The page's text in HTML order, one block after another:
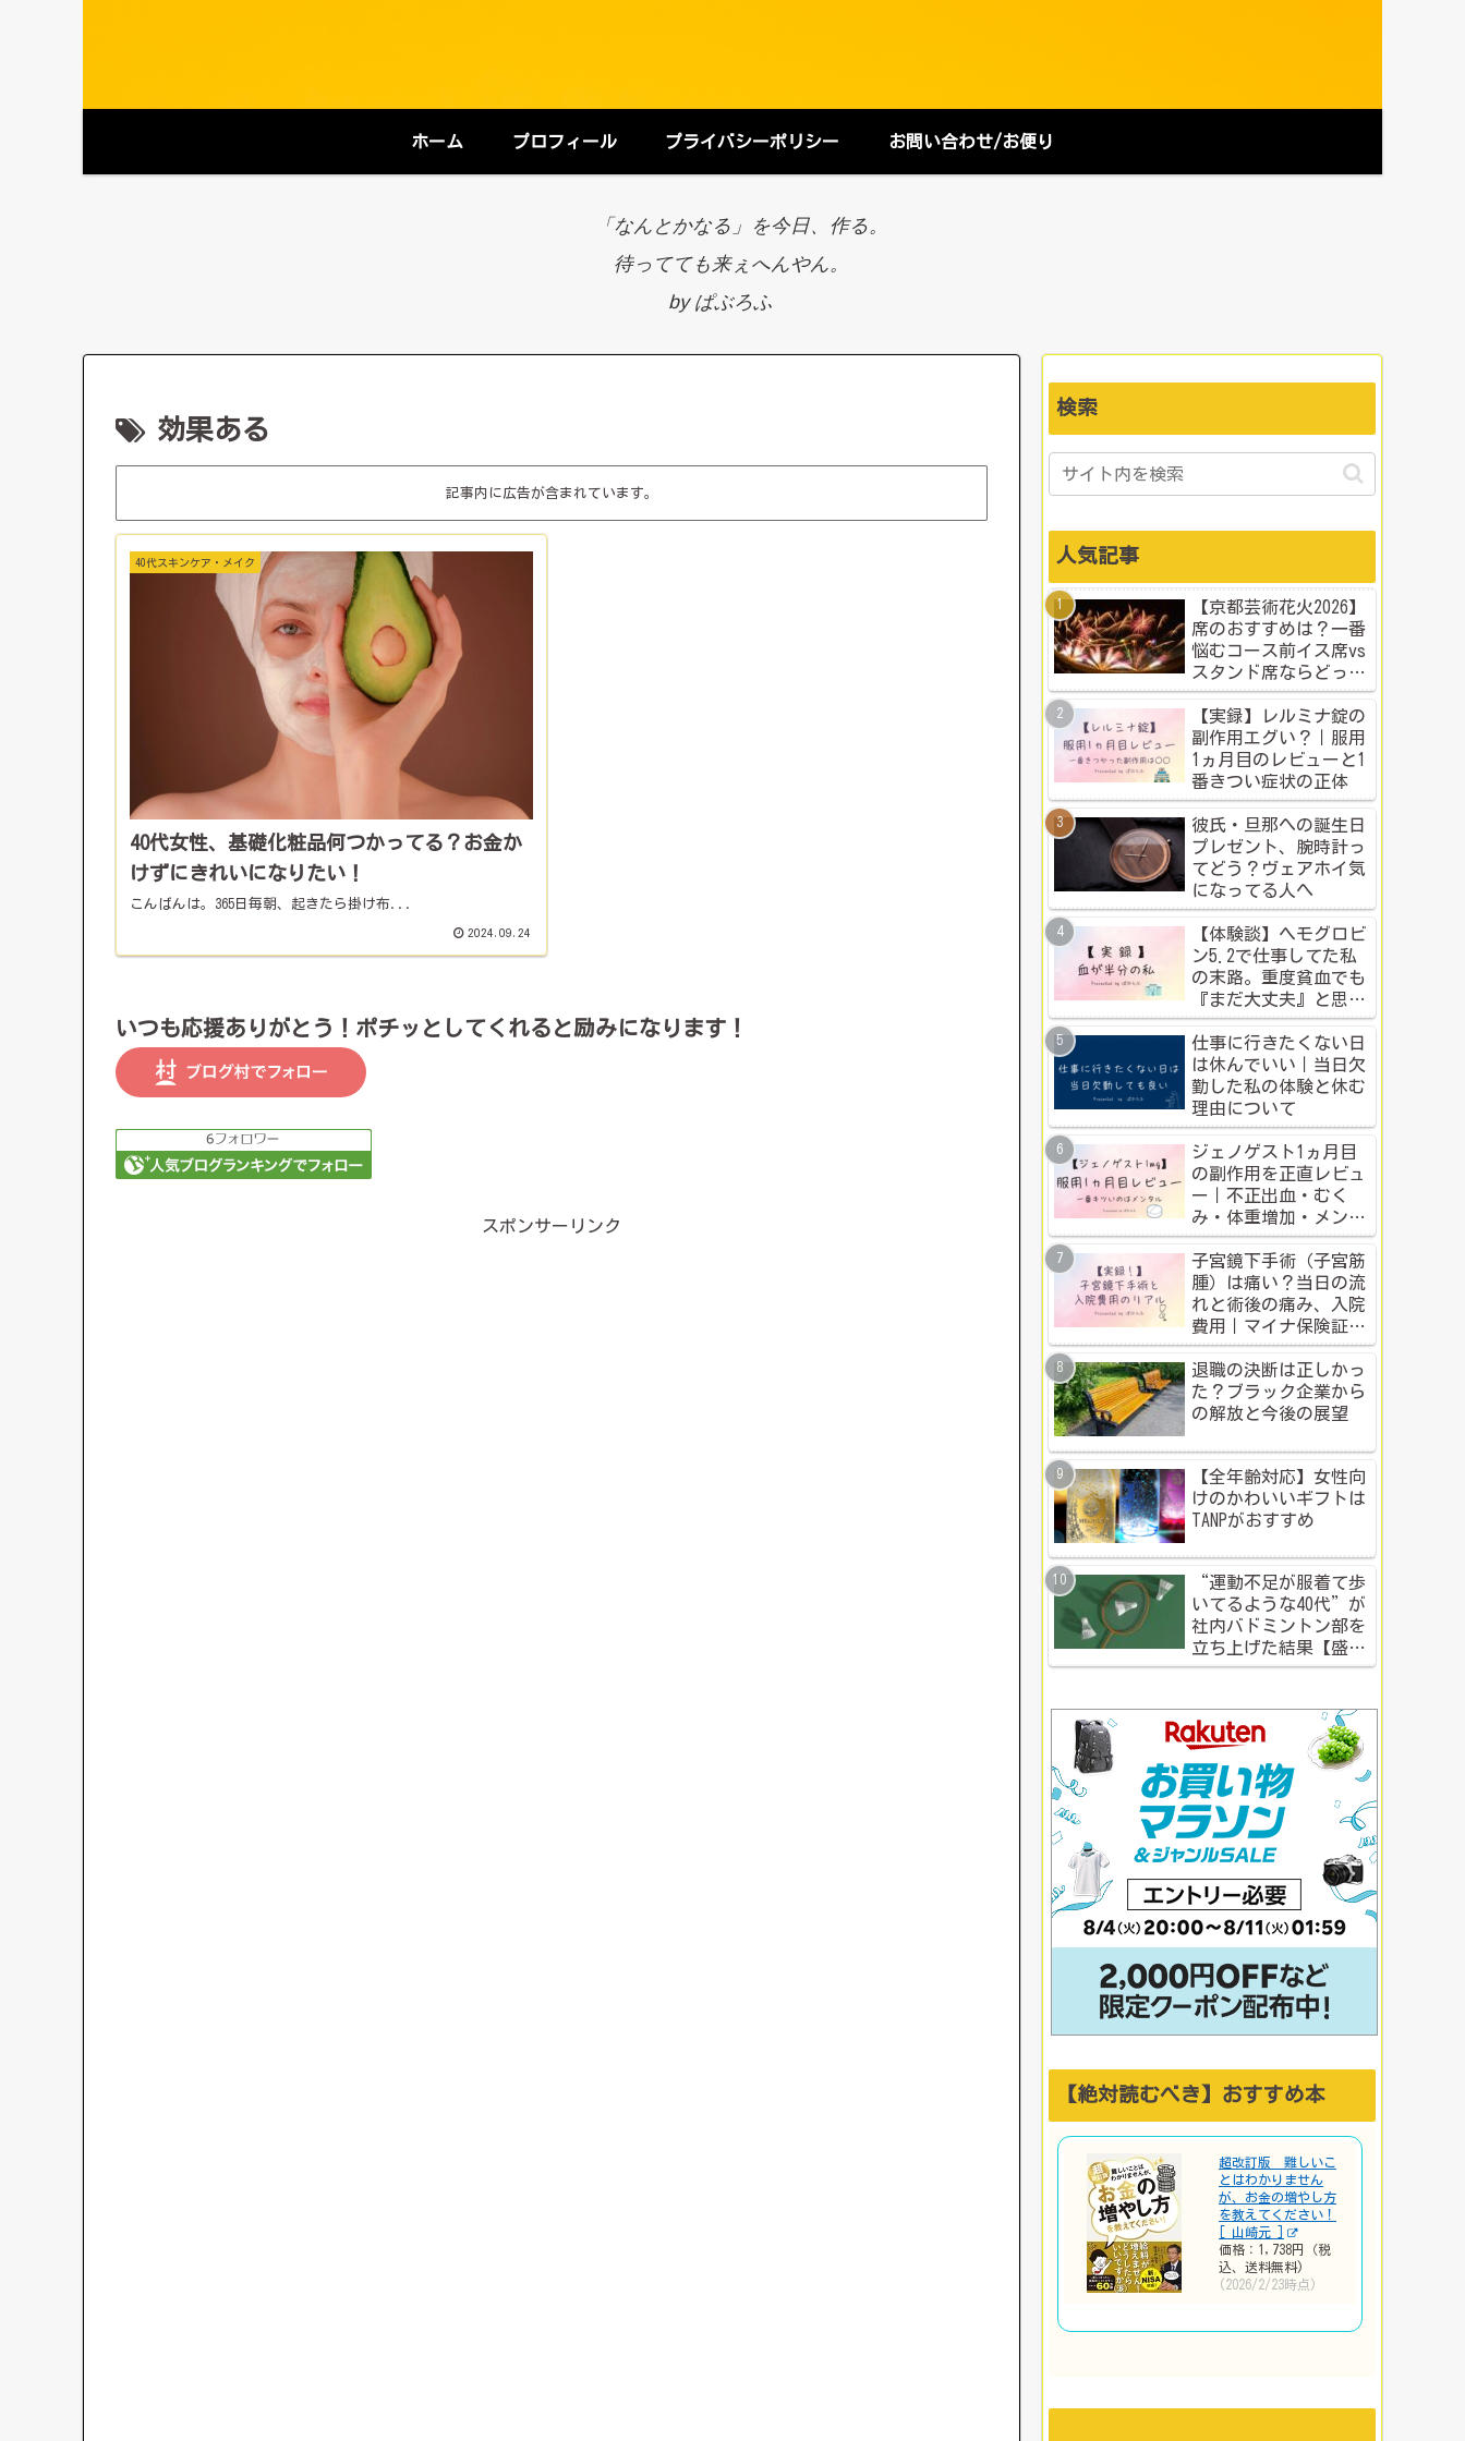
ホーム プロフィール プライバシーポリシー お問い合わせ/お便り
「なんとかなる」を今日、作る。
待ってても来ぇへんやん。
by ぱぶろふ
効果ある
記事内に広告が含まれています。
40代スキンケア・メイク
40代女性、基礎化粧品何つかってる？お金か
けずにきれいになりたい！
こんばんは。365日毎朝、起きたら掛け布...
2024.09.24
いつも応援ありがとう！ポチッとしてくれると励みになります！
スポンサーリンク
検索
人気記事
【京都芸術花火2026】
席のおすすめは？一番
悩むコース前イス席vs
スタンド席ならどっ
ち？本音比較！
【実録】レルミナ錠の
副作用エグい？｜服用
1ヵ月目のレビューと1
番きつい症状の正体
彼氏・旦那への誕生日
プレゼント、腕時計っ
てどう？ヴェアホイ気
になってる人へ
【体験談】ヘモグロビ
ン5.2で仕事してた私
の末路。重度貧血でも
『まだ大丈夫』と思う
人のための警告
仕事に行きたくない日
は休んでいい｜当日欠
勤した私の体験と休む
理由について
ジェノゲスト1ヵ月目
の副作用を正直レビュ
ー｜不正出血・むく
み・体重増加・メンタ
ル変化まで【体験談】
子宮鏡下手術（子宮筋
腫）は痛い？当日の流
れと術後の痛み、入院
費用｜マイナ保険証・
公的制度で乗り切った
入院体験記全公開
退職の決断は正しかっ
た？ブラック企業から
の解放と今後の展望
【全年齢対応】女性向
けのかわいいギフトは
TANPがおすすめ
“運動不足が服着て歩
いてるような40代”が
社内バドミントン部を
立ち上げた結果【盛り
上がる社内イベント成
【絶対読むべき】おすすめ本
超改訂版 難しいこ
とはわかりません
が、お金の増やし方
を教えてください！
[ 山崎元 ]
価格：1,738円（税
込、送料無料)
(2026/2/23時点)